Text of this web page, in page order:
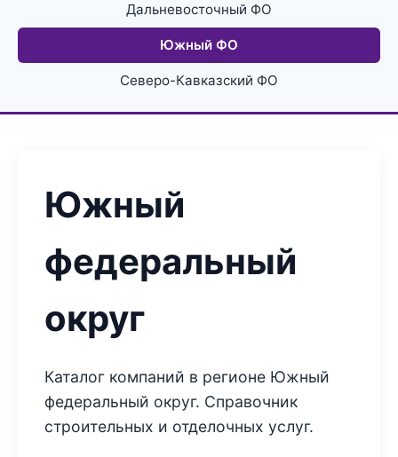
Дальневосточный ФО
Южный ФО
Северо-Кавказский ФО
Южный
федеральный
округ
Каталог компаний в регионе Южный
федеральный округ. Справочник
строительных и отделочных услуг.